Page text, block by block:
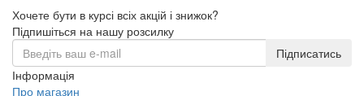
Хочете бути в курсі всіх акцій і знижок?
Підпишіться на нашу розсилку
Підписатись
Інформація
Про магазин